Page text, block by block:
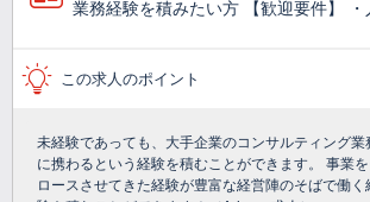
業務経験を積みたい方 【歓迎要件】
この求人のポイント
未経験であっても、大手企業のコンサルティング業
に携わるという経験を積むことができます。 事業
ロースさせてきた経験が豊富な経営陣のそばで働く